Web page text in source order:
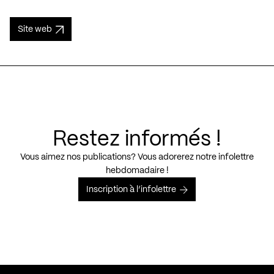
Site web
Restez informés !
Vous aimez nos publications? Vous adorerez notre infolettre
hebdomadaire !
Inscription à l’infolettre